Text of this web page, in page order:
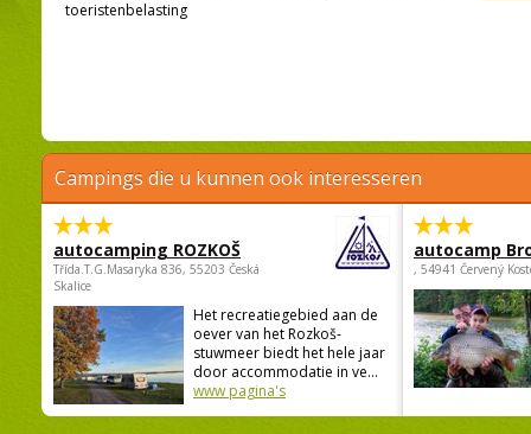
toeristenbelasting
Campings die u kunnen ook interesseren
autocamping ROZKOŠ
Třída.T.G.Masaryka 836, 55203 Česká
Skalice
Het recreatiegebied aan de
oever van het Rozkoš-
stuwmeer biedt het hele jaar
door accommodatie in ve...
www pagina's
autocamp
, 54941 Červený